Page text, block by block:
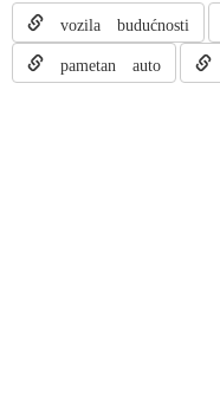
vozila budućnosti
pametan auto